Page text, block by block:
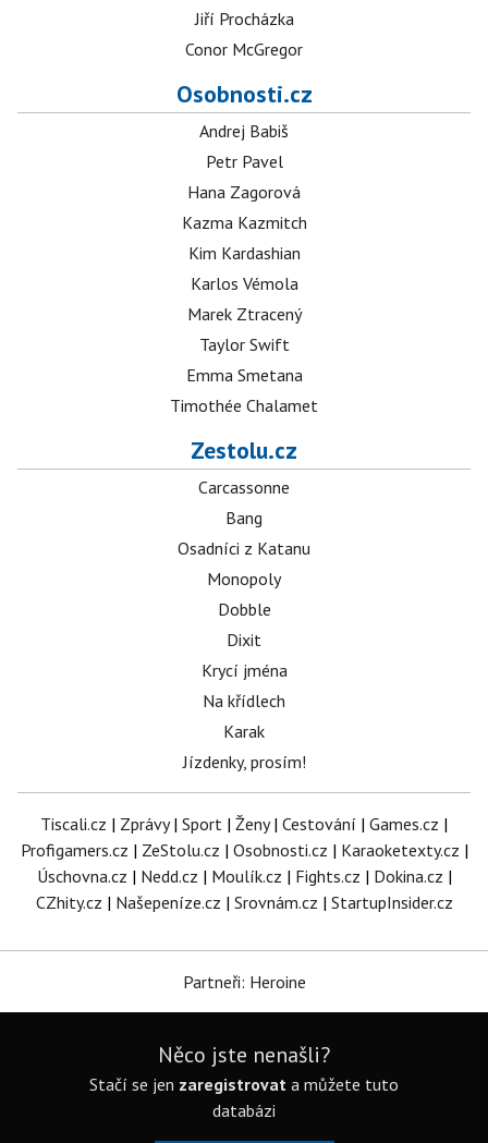
Jiří Procházka
Conor McGregor
Osobnosti.cz
Andrej Babiš
Petr Pavel
Hana Zagorová
Kazma Kazmitch
Kim Kardashian
Karlos Vémola
Marek Ztracený
Taylor Swift
Emma Smetana
Timothée Chalamet
Zestolu.cz
Carcassonne
Bang
Osadníci z Katanu
Monopoly
Dobble
Dixit
Krycí jména
Na křídlech
Karak
Jízdenky, prosím!
Tiscali.cz | Zprávy| Sport | Ženy| Cestování | Games.cz |
Profigamers.cz | ZeStolu.cz | Osobnosti.cz | Karaoketexty.cz |
Úschovna.cz | Nedd.cz | Moulík.cz | Fights.cz | Dokina.cz |
CZhity.cz | Našepeníze.cz | Srovnám.cz | StartupInsider.cz
Partneři: Heroine
Něco jste nenašli?
Stačí se jen zaregistrovat a můžete tuto
databázi